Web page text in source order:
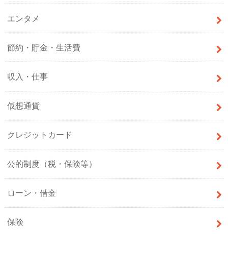
エンタメ
節約・貯金・生活費
収入・仕事
仮想通貨
クレジットカード
公的制度（税・保険等）
ローン・借金
保険